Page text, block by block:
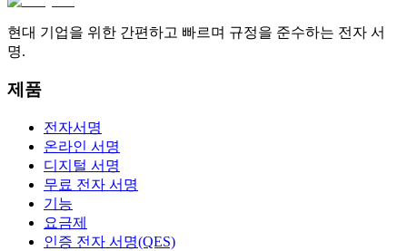
현대 기업을 위한 간편하고 빠르며 규정을 준수하는 전자 서
명.
제품
전자서명
온라인 서명
디지털 서명
무료 전자 서명
기능
요금제
인증 전자 서명(QES)